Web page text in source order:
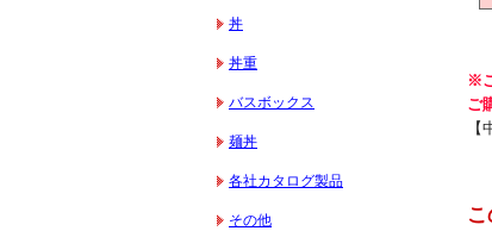
※
ご
【
丼
丼重
バスボックス
麺丼
各社カタログ製品
その他